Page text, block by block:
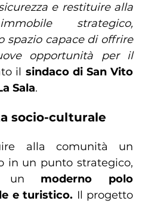
e restituire alla
strategico,
spazio capace di offrire
opportunità per il
il sindaco di San Vito
Sala.
socio-culturale
alla comunità un
in un punto strategico,
un moderno polo
e turistico. Il progetto